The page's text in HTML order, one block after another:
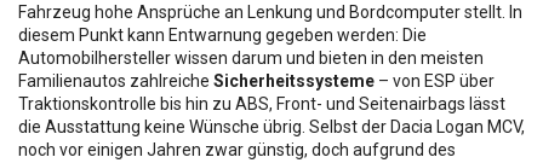
Fahrzeug hohe Ansprüche an Lenkung und Bordcomputer stellt. In
diesem Punkt kann Entwarnung gegeben werden: Die
Automobilhersteller wissen darum und bieten in den meisten
Familienautos zahlreiche Sicherheitssysteme – von ESP über
Traktionskontrolle bis hin zu ABS, Front- und Seitenairbags lässt
die Ausstattung keine Wünsche übrig. Selbst der Dacia Logan MCV,
noch vor einigen Jahren zwar günstig, doch aufgrund des